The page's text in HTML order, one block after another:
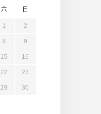
六 日
1 2
8 9
15 16
22 23
29 30